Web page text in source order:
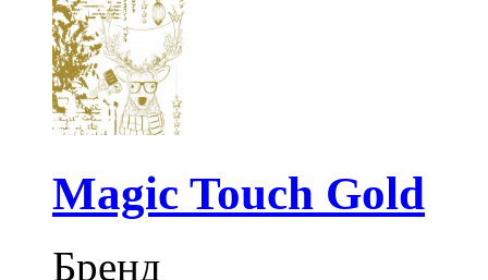
Magic Touch Gold
Бренд